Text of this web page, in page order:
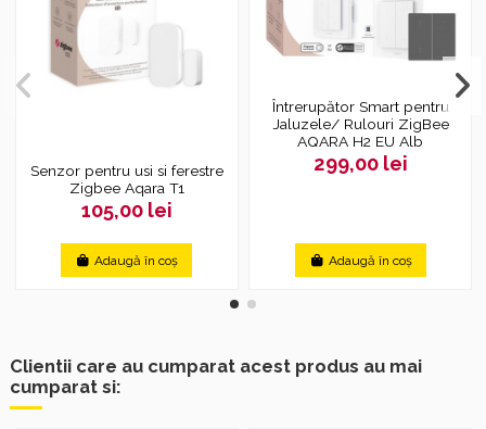
Senzor pentru usi si ferestre
Zigbee Aqara T1
105,00 lei
Adaugă în coș
Întrerupător Smart pentru
Jaluzele/ Rulouri ZigBee
AQARA H2 EU Alb
299,00 lei
Adaugă în coș
Clientii care au cumparat acest produs au mai
cumparat si: